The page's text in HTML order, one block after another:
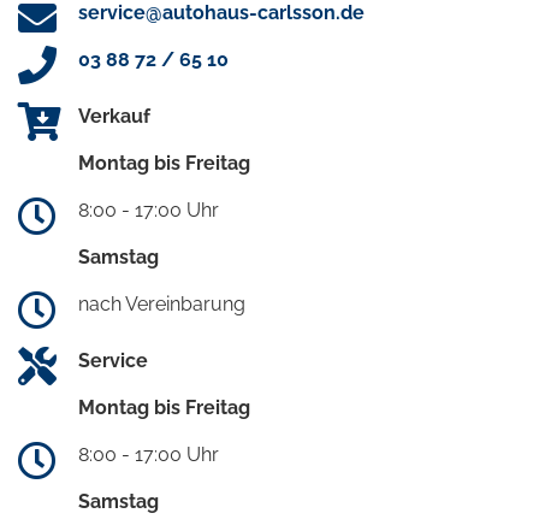
service@autohaus-carlsson.de
03 88 72 / 65 10
Verkauf
Montag bis Freitag
8:00 - 17:00 Uhr
Samstag
nach Vereinbarung
Service
Montag bis Freitag
8:00 - 17:00 Uhr
Samstag